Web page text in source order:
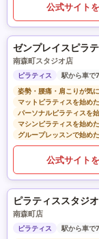
公式サイト
ゼンプレイスピラ
南森町スタジオ店
ピラティス
駅から車で
姿勢・腰痛・肩こりが気
マットピラティスを始め
パーソナルピラティスを
マシンピラティスを始め
グループレッスンで始め
公式サイト
南森町店
ピラティス
駅から車で